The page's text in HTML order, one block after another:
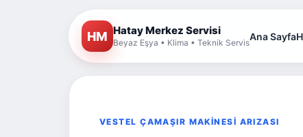
HM Hatay Merkez Servisi
Beyaz Eşya • Klima • Teknik Servis
Ana Sayfa
VESTEL ÇAMAŞIR MAKİNESİ ARIZASI